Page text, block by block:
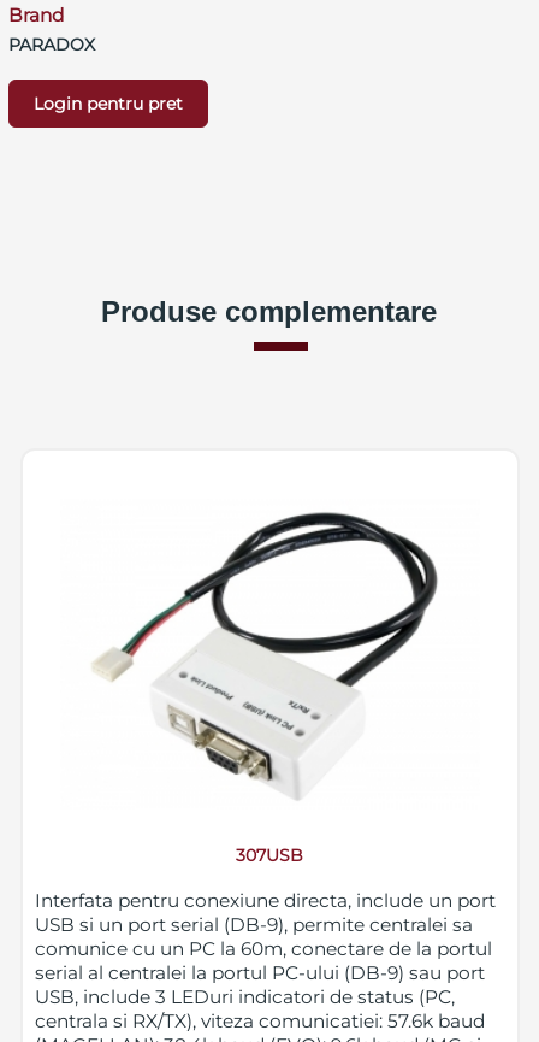
Brand
PARADOX
Login pentru pret
Produse complementare
307USB
Interfata pentru conexiune directa, include un port
USB si un port serial (DB-9), permite centralei sa
comunice cu un PC la 60m, conectare de la portul
serial al centralei la portul PC-ului (DB-9) sau port
USB, include 3 LEDuri indicatori de status (PC,
centrala si RX/TX), viteza comunicatiei: 57.6k baud